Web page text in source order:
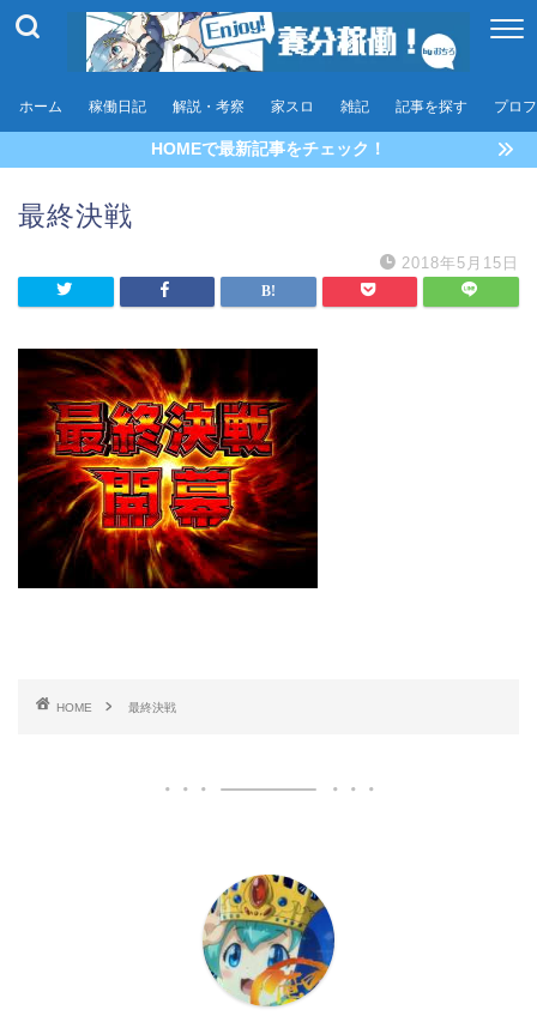
ホーム 稼働日記 解説・考察 家スロ 雑記 記事を探す プロ
HOMEで最新記事をチェック！
最終決戦
2018年5月15日
HOME 最終決戦